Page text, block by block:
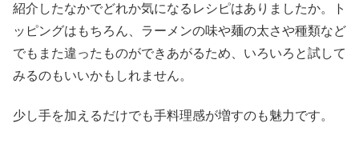
紹介したなかでどれか気になるレシピはありましたか。ト
ッピングはもちろん、ラーメンの味や麺の太さや種類など
でもまた違ったものができあがるため、いろいろと試して
みるのもいいかもしれません。
少し手を加えるだけでも手料理感が増すのも魅力です。